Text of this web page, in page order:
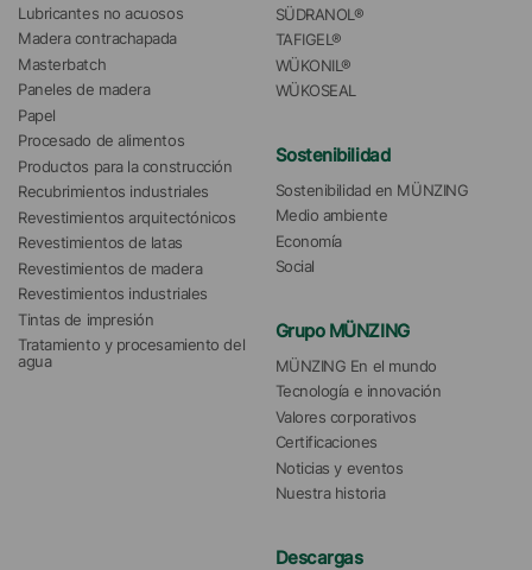
Lubricantes no acuosos
Madera contrachapada
Masterbatch
Paneles de madera
Papel
Procesado de alimentos
Productos para la construcción
Recubrimientos industriales
Revestimientos arquitectónicos
Revestimientos de latas
Revestimientos de madera
Revestimientos industriales
Tintas de impresión
Tratamiento y procesamiento del
agua
SÜDRANOL®
TAFIGEL®
WÜKONIL®
WÜKOSEAL
Sostenibilidad
Sostenibilidad en MÜNZING
Medio ambiente
Economía
Social
Grupo MÜNZING
MÜNZING En el mundo
Tecnología e innovación
Valores corporativos
Certificaciones
Noticias y eventos
Nuestra historia
Descargas